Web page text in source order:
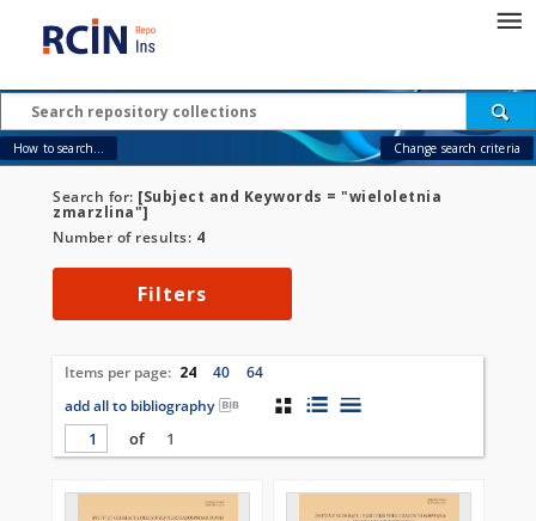
How to search... Change search criteria
Search for: [Subject and Keywords = "wieloletnia
zmarzlina"]
Number of results: 4
Filters
Items per page: 24 40
64
add all to bibliography
of
1